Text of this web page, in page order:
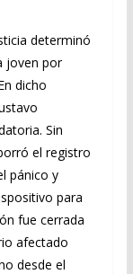
determinó
joven por
dicho
Sin
el registro
pánico y
para
fue cerrada
afectado
desde el